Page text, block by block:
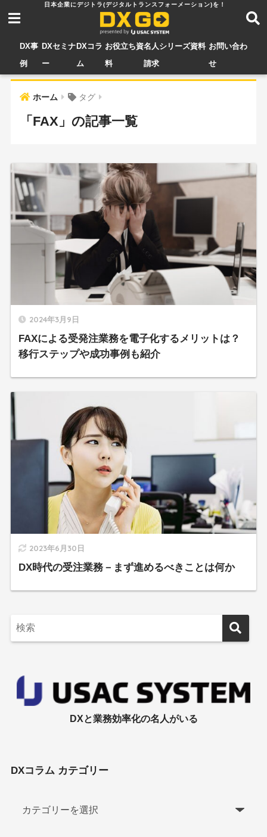
DX事
例
DXセミナ
ー
DXコラ
ム
お役立ち資
料
名人シリーズ資料
請求
お問い合わ
せ
ホーム タグ
「FAX」の記事一覧
2024年3月9日
FAXによる受発注業務を電子化するメリットは？
移行ステップや成功事例も紹介
2023年6月30日
DX時代の受注業務－まず進めるべきことは何か
DXと業務効率化の名人がいる
DXコラム カテゴリー